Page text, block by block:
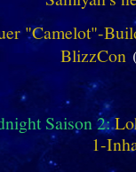
"Camelot"-
BlizzCon
Saison 2:
1-